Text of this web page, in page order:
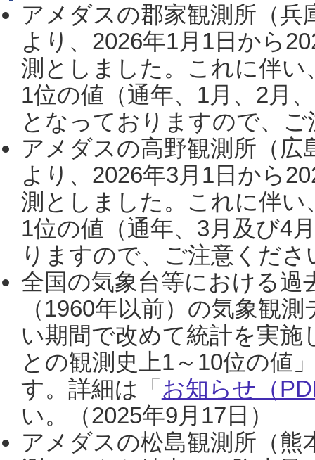
アメダスの郡家観測所（
より、2026年1月1日から
測としました。これに伴い
1位の値（通年、1月、2月
となっておりますので、
アメダスの高野観測所（
より、2026年3月1日から
測としました。これに伴い
1位の値（通年、3月及び4
りますので、ご注意くだ
全国の気象台等における過
（1960年以前）の気象観
い期間で改めて統計を実
との観測史上1～10位の値
す。詳細は「 お知らせ（
い。（2025年9月17日）
アメダスの松島観測所（熊